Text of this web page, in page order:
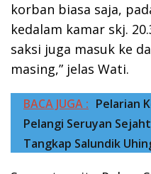
korban biasa saja,
kedalam kamar skj.
saksi juga masuk ke
masing,” jelas Wati.
BACA JUGA : Pelarian
Pelangi Seruyan
Tangkap Salundik